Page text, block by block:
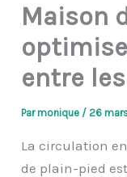
Maison
entre
Parmonique /26
La circulation
de plain-pied